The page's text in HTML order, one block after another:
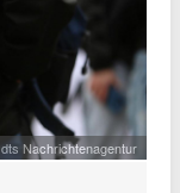
Nachrichtenagentur